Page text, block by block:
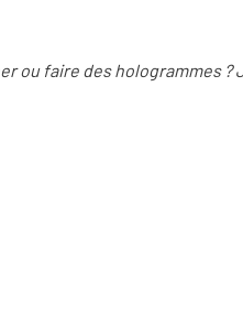
ou faire des hologrammes ?